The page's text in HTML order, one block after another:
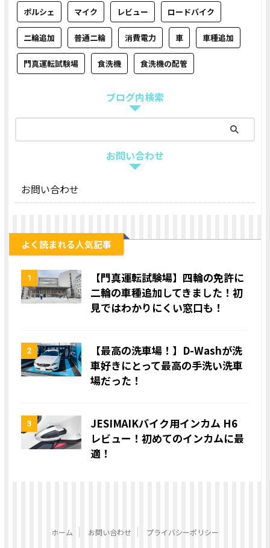
ポルシェ マイク レビュー ロードバイク
二輪追加 普通二輪 消費電力 車 車種追加
門真運転試験場 食洗機 食洗機の配管
ブログ内検索
お問い合わせ
お問い合わせ
よく読まれる人気記事
1
【門真運転試験場】四輪の免許に
二輪の車種追加してきました！初
見ではわかりにくい窓口も！
2
【最高の洗車場！】D-Washが洗
車好きにとって最高の手洗い洗車
場だった！
3
JESIMAIKバイク用インカム H6
レビュー！初めてのインカムに最
適！
ホーム お問い合わせ プライバシーポリシー